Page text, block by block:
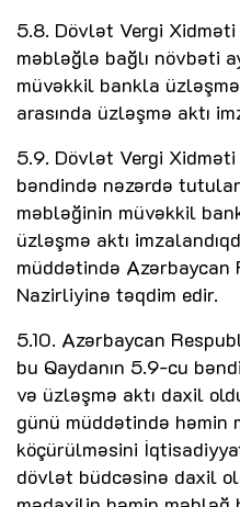
5.8. Dövlət Vergi
məbləğlə bağlı növbəti
müvəkkil bankla
arasında üzləşmə aktı
5.9. Dövlət Vergi Xidməti
bəndində nəzərdə
məbləğinin müvəkkil
üzləşmə aktı
müddətində Azərbaycan
Nazirliyinə təqdim edir.
5.10. Azərbaycan
bu Qaydanın 5.9-cu
və üzləşmə aktı daxil
günü müddətində həmin
köçürülməsini
dövlət büdcəsinə daxil